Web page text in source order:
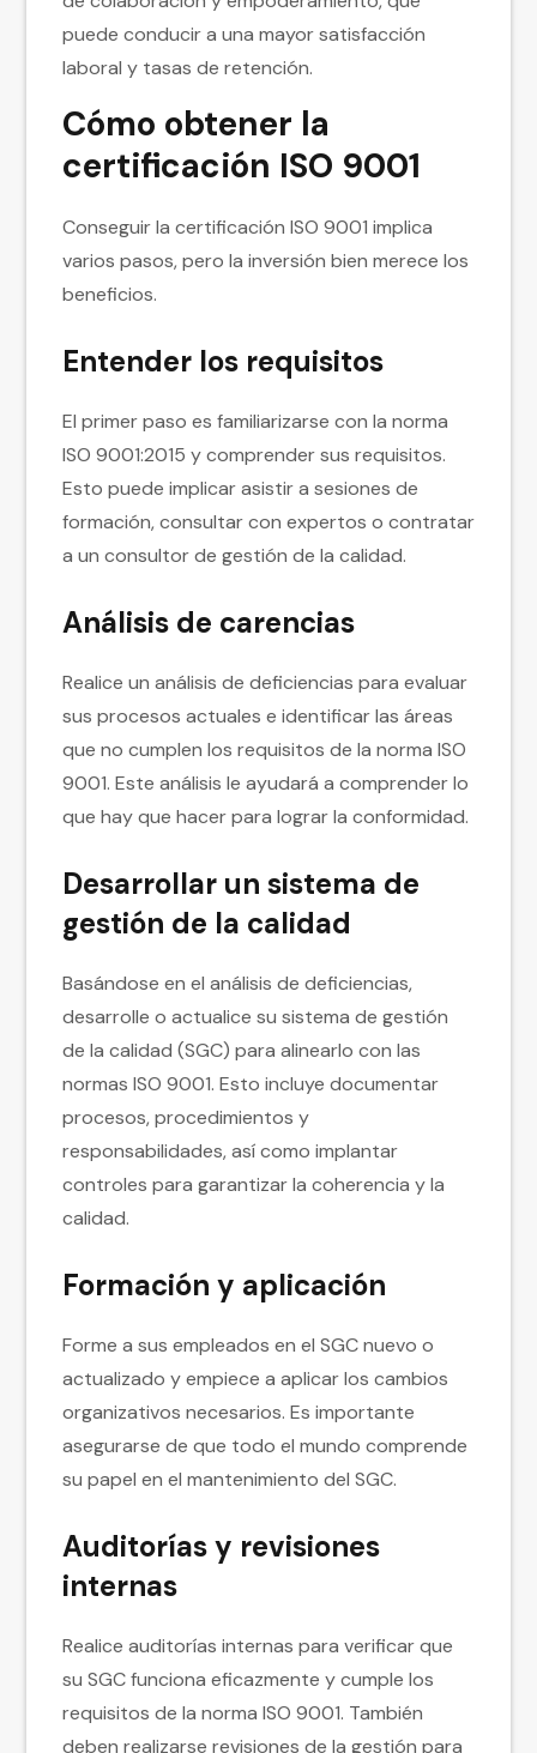
puede conducir a una mayor satisfacción
laboral y tasas de retención.
Cómo obtener la
certificación ISO 9001
Conseguir la certificación ISO 9001 implica
varios pasos, pero la inversión bien merece los
beneficios.
Entender los requisitos
El primer paso es familiarizarse con la norma
ISO 9001:2015 y comprender sus requisitos.
Esto puede implicar asistir a sesiones de
formación, consultar con expertos o contratar
a un consultor de gestión de la calidad.
Análisis de carencias
Realice un análisis de deficiencias para evaluar
sus procesos actuales e identificar las áreas
que no cumplen los requisitos de la norma ISO
9001. Este análisis le ayudará a comprender lo
que hay que hacer para lograr la conformidad.
Desarrollar un sistema de
gestión de la calidad
Basándose en el análisis de deficiencias,
desarrolle o actualice su sistema de gestión
de la calidad (SGC) para alinearlo con las
normas ISO 9001. Esto incluye documentar
procesos, procedimientos y
responsabilidades, así como implantar
controles para garantizar la coherencia y la
calidad.
Formación y aplicación
Forme a sus empleados en el SGC nuevo o
actualizado y empiece a aplicar los cambios
organizativos necesarios. Es importante
asegurarse de que todo el mundo comprende
su papel en el mantenimiento del SGC.
Auditorías y revisiones
internas
Realice auditorías internas para verificar que
su SGC funciona eficazmente y cumple los
requisitos de la norma ISO 9001. También
deben realizarse revisiones de la gestión para